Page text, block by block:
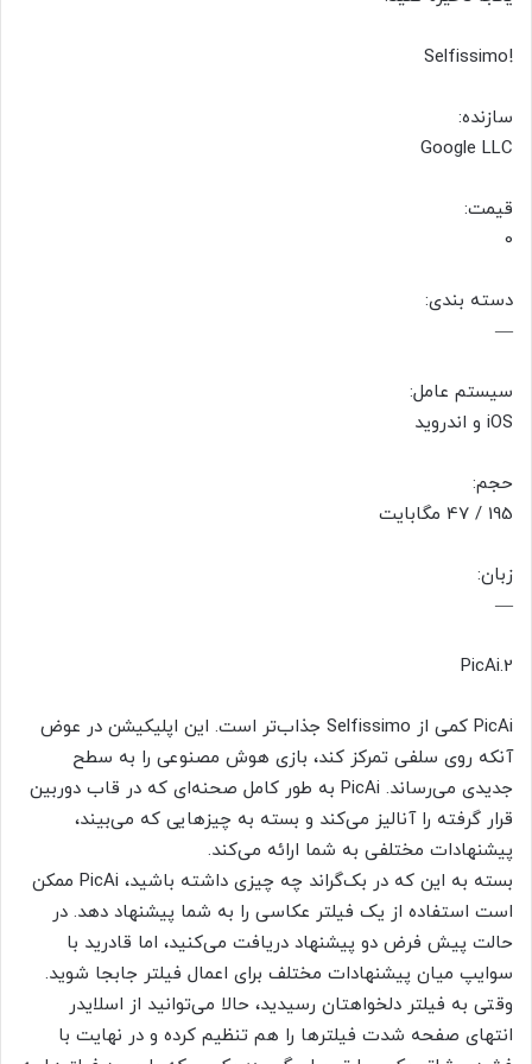
!Selfissimo
سازنده:
Google LLC
قیمت:
0
دسته بندی:
—
سیستم عامل:
iOS و اندروید
حجم:
195 / 47 مگابایت
زبان:
—
2.PicAi
PicAi کمی از Selfissimo جذاب‌تر است. این اپلیکیشن در عوض
آنکه روی سلفی تمرکز کند، بازی هوش مصنوعی را به سطح
جدیدی می‌رساند. PicAi به طور کامل صحنه‌ای که در قاب دوربین
قرار گرفته را آنالیز می‌کند و بسته به چیزهایی که می‌بیند،
پیشنهادات مختلفی به شما ارائه می‌کند.
بسته به این که در بک‌گراند چه چیزی داشته باشید، PicAi ممکن
است استفاده از یک فیلتر عکاسی را به شما پیشنهاد دهد. در
حالت پیش فرض دو پیشنهاد دریافت می‌کنید، اما قادرید با
سوایپ میان پیشنهادات مختلف برای اعمال فیلتر جابجا شوید.
وقتی به فیلتر دلخواهتان رسیدید، حالا می‌توانید از اسلایدر
انتهای صفحه شدت فیلترها را هم تنظیم کرده و در نهایت با